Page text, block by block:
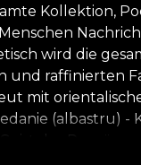
Kollektion,
wird die
raffinierten
mit
(albastru)